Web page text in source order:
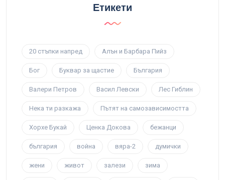
Етикети
20 стъпки напред Алън и Барбара Пийз
Бог Буквар за щастие България
Валери Петров Васил Левски Лес Гиблин
Нека ти разкажа Пътят на самозависимостта
Хорхе Букай Ценка Докова бежанци
българия война вяра-2 думички
жени живот залези зима